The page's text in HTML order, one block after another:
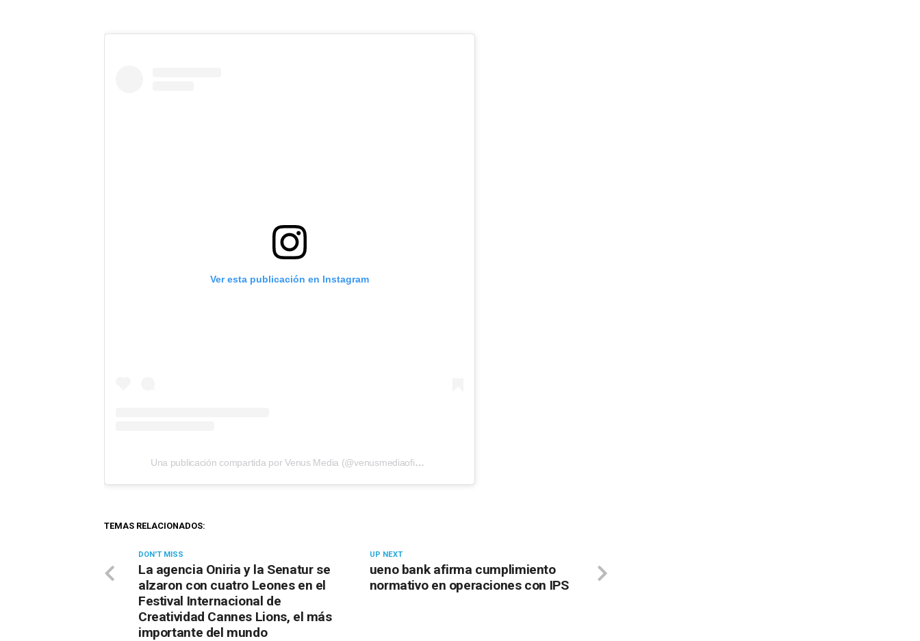
Ver esta publicación en Instagram
Una publicación compartida por Venus Media (@venusmediaoficial)
TEMAS RELACIONADOS:
UP NEXT
ueno bank afirma cumplimiento
normativo en operaciones con IPS
DON'T MISS
La agencia Oniria y la Senatur se
alzaron con cuatro Leones en el
Festival Internacional de
Creatividad Cannes Lions, el más
importante del mundo